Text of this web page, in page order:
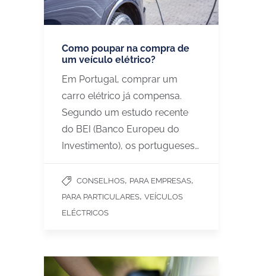
Como poupar na compra de
um veículo elétrico?
Em Portugal, comprar um
carro elétrico já compensa.
Segundo um estudo recente
do BEI (Banco Europeu do
Investimento), os portugueses…
CONSELHOS, PARA EMPRESAS,
PARA PARTICULARES, VEÍCULOS
ELÉCTRICOS